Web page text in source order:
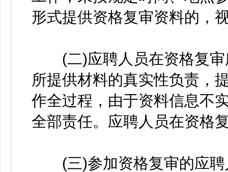
形式提供资格复审资料的，
(二)应聘人员在资格复审
所提供材料的真实性负责，
作全过程，由于资料信息不
全部责任。应聘人员在资格
(三)参加资格复审的应聘